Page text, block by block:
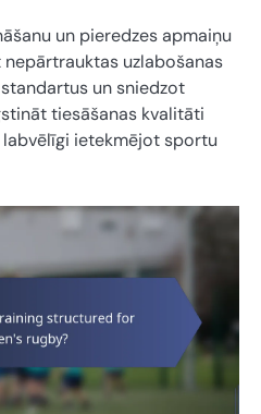
un pieredzes apmaiņu
uzlabošanas
un sniedzot
tiesāšanas kvalitāti
labvēlīgi ietekmējot sportu